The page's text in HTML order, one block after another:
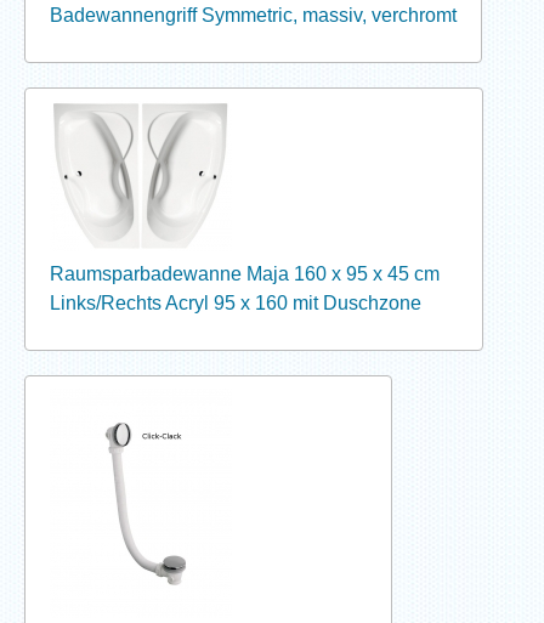
Badewannengriff Symmetric, massiv, verchromt
Raumsparbadewanne Maja 160 x 95 x 45 cm
Links/Rechts Acryl 95 x 160 mit Duschzone